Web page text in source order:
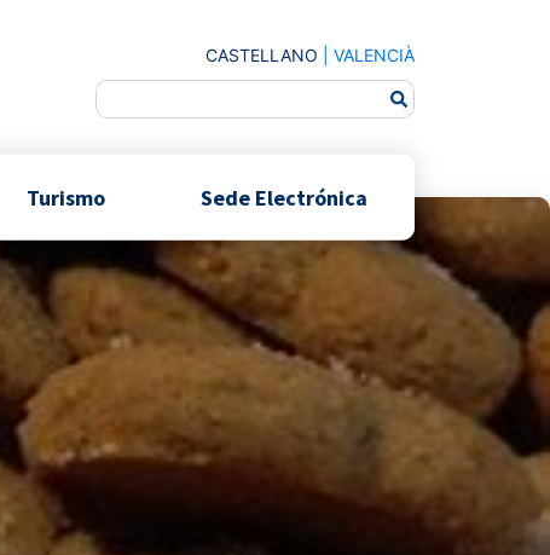
CASTELLANO VALENCIÀ
Turismo Sede Electrónica